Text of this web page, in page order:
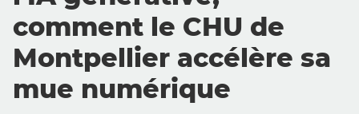
comment le CHU de
Montpellier accélère sa
mue numérique